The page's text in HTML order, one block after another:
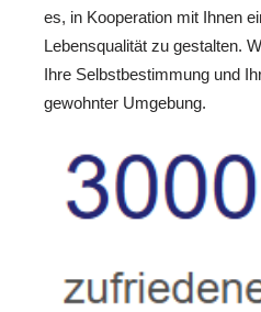
es, in Kooperation mit Ihnen
Lebensqualität zu gestalten.
Ihre Selbstbestimmung und
gewohnter Umgebung.